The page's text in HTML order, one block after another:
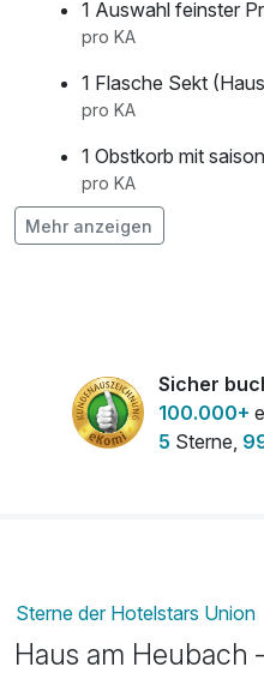
1 Auswahl feinster
pro KA
1 Flasche Sekt
pro KA
1 Obstkorb mit
pro KA
1 Strauß Blumen
Danke sagen -
Blumenstrauß
pro KA
Abreisetag)
Mehr anzeigen
Sicher
100.000+
5 Sterne,
Sterne der Hotelstars Union
Haus am Heubach